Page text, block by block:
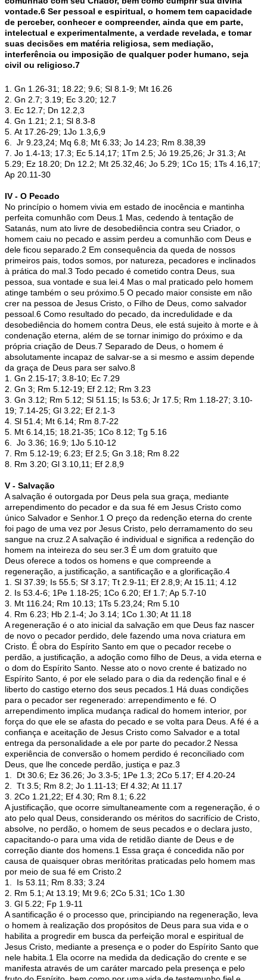
vontade.6 Ser pessoal e espiritual, o homem tem capacidade
de perceber, conhecer e compreender, ainda que em parte,
intelectual e experimentalmente, a verdade revelada, e tomar
suas decisões em matéria religiosa, sem mediação,
interferência ou imposição de qualquer poder humano, seja
civil ou religioso.7
1. Gn 1.26-31; 18.22; 9.6; Sl 8.1-9; Mt 16.26
2. Gn 2.7; 3.19; Ec 3.20; 12.7
3. Ec 12.7; Dn 12.2,3
4. Gn 1.21; 2.1; Sl 8.3-8
5. At 17.26-29; 1Jo 1.3,6,9
6. Jr 9.23,24; Mq 6.8; Mt 6.33; Jo 14.23; Rm 8.38,39
7. Jo 1.4-13; 17.3; Ec 5.14,17; 1Tm 2.5; Jó 19.25,26; Jr 31.3; At
5.29; Ez 18.20; Dn 12.2; Mt 25.32,46; Jo 5.29; 1Co 15; 1Ts 4.16,17;
Ap 20.11-30
IV - O Pecado
No princípio o homem vivia em estado de inocência e mantinha
perfeita comunhão com Deus.1 Mas, cedendo à tentação de
Satanás, num ato livre de desobediência contra seu Criador, o
homem caiu no pecado e assim perdeu a comunhão com Deus e
dele ficou separado.2 Em consequência da queda de nossos
primeiros pais, todos somos, por natureza, pecadores e inclinados
à prática do mal.3 Todo pecado é cometido contra Deus, sua
pessoa, sua vontade e sua lei.4 Mas o mal praticado pelo homem
atinge também o seu próximo.5 O pecado maior consiste em não
crer na pessoa de Jesus Cristo, o Filho de Deus, como salvador
pessoal.6 Como resultado do pecado, da incredulidade e da
desobediência do homem contra Deus, ele está sujeito à morte e à
condenação eterna, além de se tornar inimigo do próximo e da
própria criação de Deus.7 Separado de Deus, o homem é
absolutamente incapaz de salvar-se a si mesmo e assim depende
da graça de Deus para ser salvo.8
1. Gn 2.15-17; 3.8-10; Ec 7.29
2. Gn 3; Rm 5.12-19; Ef 2.12; Rm 3.23
3. Gn 3.12; Rm 5.12; Sl 51.15; Is 53.6; Jr 17.5; Rm 1.18-27; 3.10-
19; 7.14-25; Gl 3.22; Ef 2.1-3
4. Sl 51.4; Mt 6.14; Rm 8.7-22
5. Mt 6.14,15; 18.21-35; 1Co 8.12; Tg 5.16
6. Jo 3.36; 16.9; 1Jo 5.10-12
7. Rm 5.12-19; 6.23; Ef 2.5; Gn 3.18; Rm 8.22
8. Rm 3.20; Gl 3.10,11; Ef 2.8,9
V - Salvação
A salvação é outorgada por Deus pela sua graça, mediante
arrependimento do pecador e da sua fé em Jesus Cristo como
único Salvador e Senhor.1 O preço da redenção eterna do crente
foi pago de uma vez por Jesus Cristo, pelo derramamento do seu
sangue na cruz.2 A salvação é individual e significa a redenção do
homem na inteireza do seu ser.3 É um dom gratuito que
Deus oferece a todos os homens e que compreende a
regeneração, a justificação, a santificação e a glorificação.4
1. Sl 37.39; Is 55.5; Sf 3.17; Tt 2.9-11; Ef 2.8,9; At 15.11; 4.12
2. Is 53.4-6; 1Pe 1.18-25; 1Co 6.20; Ef 1.7; Ap 5.7-10
3. Mt 116.24; Rm 10.13; 1Ts 5.23,24; Rm 5.10
4. Rm 6.23; Hb 2.1-4; Jo 3.14; 1Co 1.30; At 11.18
A regeneração é o ato inicial da salvação em que Deus faz nascer
de novo o pecador perdido, dele fazendo uma nova criatura em
Cristo. É obra do Espírito Santo em que o pecador recebe o
perdão, a justificação, a adoção como filho de Deus, a vida eterna e
o dom do Espírito Santo. Nesse ato o novo crente é batizado no
Espírito Santo, é por ele selado para o dia da redenção final e é
liberto do castigo eterno dos seus pecados.1 Há duas condições
para o pecador ser regenerado: arrependimento e fé. O
arrependimento implica mudança radical do homem interior, por
força do que ele se afasta do pecado e se volta para Deus. A fé é a
confiança e aceitação de Jesus Cristo como Salvador e a total
entrega da personalidade a ele por parte do pecador.2 Nessa
experiência de conversão o homem perdido é reconciliado com
Deus, que lhe concede perdão, justiça e paz.3
1. Dt 30.6; Ez 36.26; Jo 3.3-5; 1Pe 1.3; 2Co 5.17; Ef 4.20-24
2. Tt 3.5; Rm 8.2; Jo 1.11-13; Ef 4.32; At 11.17
3. 2Co 1.21,22; Ef 4.30; Rm 8.1; 6.22
A justificação, que ocorre simultaneamente com a regeneração, é o
ato pelo qual Deus, considerando os méritos do sacrifício de Cristo,
absolve, no perdão, o homem de seus pecados e o declara justo,
capacitando-o para uma vida de retidão diante de Deus e de
correção diante dos homens.1 Essa graça é concedida não por
causa de quaisquer obras meritóritas praticadas pelo homem mas
por meio de sua fé em Cristo.2
1. Is 53.11; Rm 8.33; 3.24
2. Rm 5.1; At 13.19; Mt 9.6; 2Co 5.31; 1Co 1.30
3. Gl 5.22; Fp 1.9-11
A santificação é o processo que, principiando na regeneração, leva
o homem à realização dos propósitos de Deus para sua vida e o
habilita a progredir em busca da perfeição moral e espiritual de
Jesus Cristo, mediante a presença e o poder do Espírito Santo que
nele habita.1 Ela ocorre na medida da dedicação do crente e se
manifesta através de um caráter marcado pela presença e pelo